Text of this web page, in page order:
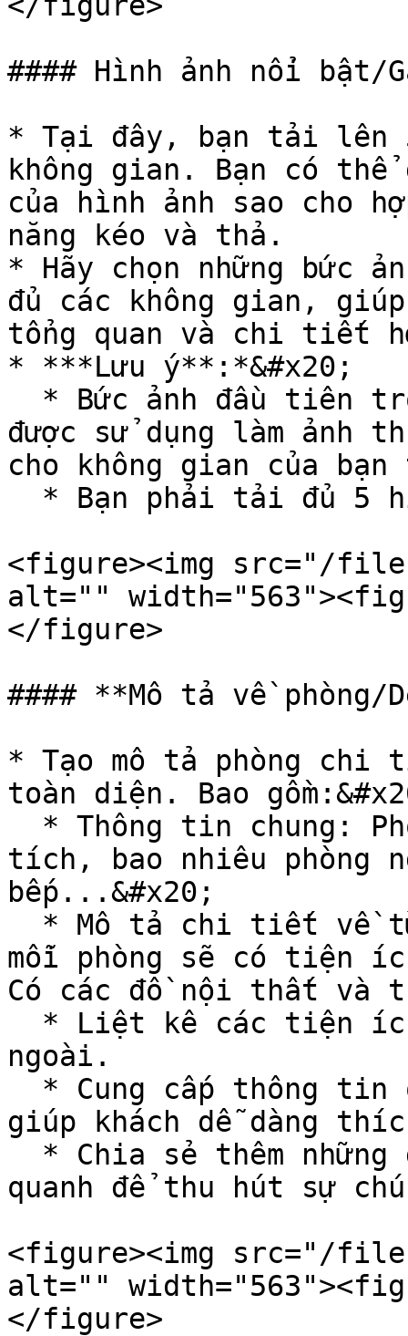
#### Hình ảnh nổi bật/
* Tại đây, bạn tải lên
không gian. Bạn có
của hình ảnh sao cho
năng kéo và thả.
* Hãy chọn những bức
đủ các không gian,
tổng quan và chi tiết
* ***Lưu ý**:*&#x20;
được sử dụng làm ảnh
cho không gian của
<figure><img src="/files/
alt=""
</figure>
#### **Mô tả về
* Tạo mô tả phòng chi
toàn diện. Bao
tích, bao nhiêu phòng
bếp...&#x20;
mỗi phòng sẽ có tiện
Có các đồ nội thất và
ngoài.
giúp khách dễ dàng
quanh để thu hút sự
<figure><img src="/files/
alt=""
</figure>